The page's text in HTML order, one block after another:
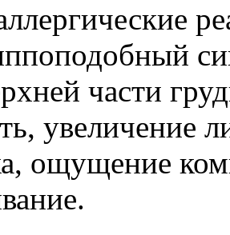
части
увеличение
ощущение